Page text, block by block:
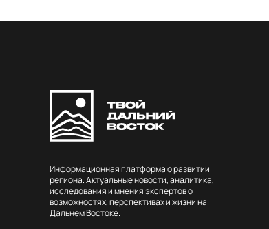
Информационная платформа о развитии
региона. Актуальные новости, аналитика,
исследования и мнения экспертов о
возможностях, перспективах и жизни на
Дальнем Востоке.